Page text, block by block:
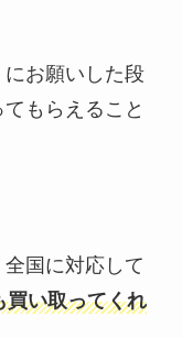
にお願いした段
もらえること
全国に対応して
買い取ってくれ